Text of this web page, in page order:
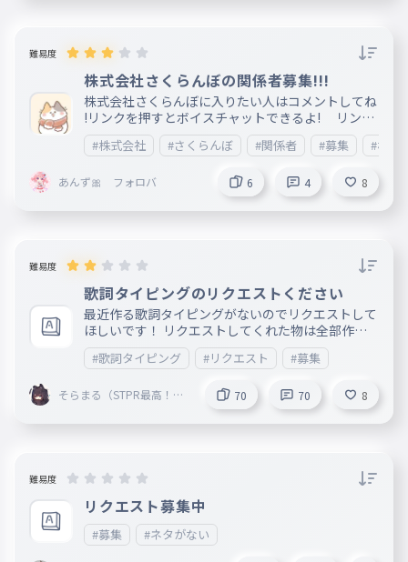
難易度
株式会社さくらんぼの関係者募集!!!
株式会社さくらんぼに入りたい人はコメントしてね
!リンクを押すとボイスチャットできるよ! リンク
_https://talk.brave.com/N4gGUOMxSr1C_mv33t
an42wrnYtjUdTsL7Uc5mT0StU 社長
#株式会社 #さくらんぼ #関係者 #募集 #株式
あんず🎀 フォロバ 6 4 8
難易度
歌詞タイピングのリクエストください
最近作る歌詞タイピングがないのでリクエストして
ほしいです！ リクエストしてくれた物は全部作り
ます！
#歌詞タイピング #リクエスト #募集
そらまる（STPR最高！！
70 70 8
難易度
リクエスト募集中
#募集 #ネタがない